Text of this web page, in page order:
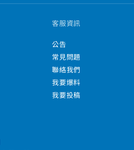
客服資訊
公告
常見問題
聯絡我們
我要爆料
我要投稿